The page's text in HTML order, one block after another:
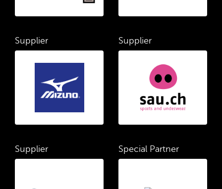
Supplier Supplier
Supplier Special Partner